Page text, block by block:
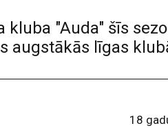
kluba "Auda" šīs
augstākās līgas
18